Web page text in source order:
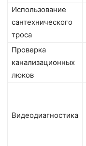
Использование
сантехнического
троса
Проверка
канализационных
люков
Видеодиагностика